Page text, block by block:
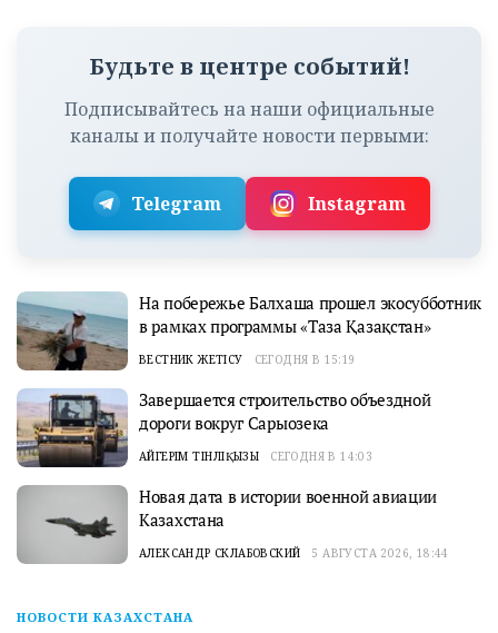
Будьте в центре событий!
Подписывайтесь на наши официальные
каналы и получайте новости первыми:
Telegram Instagram
На побережье Балхаша прошел экосубботник
в рамках программы «Таза Қазақстан»
ВЕСТНИК ЖЕТІСУ СЕГОДНЯ В 15:19
Завершается строительство объездной
дороги вокруг Сарыозека
АЙГЕРІМ ТІНӘЛІҚЫЗЫ СЕГОДНЯ В 14:03
Новая дата в истории военной авиации
Казахстана
АЛЕКСАНДР СКЛАБОВСКИЙ 5 АВГУСТА 2026, 18:44
НОВОСТИ КАЗАХСТАНА